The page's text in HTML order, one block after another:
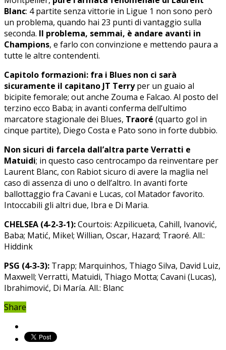
Blanc: 4 partite senza vittorie in Ligue 1 non sono però
un problema, quando hai 23 punti di vantaggio sulla
seconda. Il problema, semmai, è andare avanti in
Champions, e farlo con convinzione e mettendo paura a
tutte le altre contendenti.
Capitolo formazioni: fra i Blues non ci sarà
sicuramente il capitano JT Terryper un guaio al
bicipite femorale; out anche Zouma e Falcao. Al posto del
terzino ecco Baba; in avanti conferma dell’ultimo
marcatore stagionale dei Blues, Traoré (quarto gol in
cinque partite), Diego Costa e Pato sono in forte dubbio.
Non sicuri di farcela dall’altra parte Verratti e
Matuidi; in questo caso centrocampo da reinventare per
Laurent Blanc, con Rabiot sicuro di avere la maglia nel
caso di assenza di uno o dell’altro. In avanti forte
ballottaggio fra Cavani e Lucas, col Matador favorito.
Intoccabili gli altri due, Ibra e Di Maria.
CHELSEA (4-2-3-1):Courtois: Azpilicueta, Cahill, Ivanović,
Baba; Matić, Mikel; Willian, Oscar, Hazard; Traoré. All.:
Hiddink
PSG (4-3-3): Trapp; Marquinhos, Thiago Silva, David Luiz,
Maxwell; Verratti, Matuidi, Thiago Motta; Cavani (Lucas),
Ibrahimović, Di María. All.: Blanc
Share